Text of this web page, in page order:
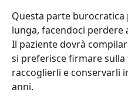
Questa parte
lunga, facendoci perdere
Il paziente dovrà
si preferisce firmare
raccoglierli e conservarli
anni.